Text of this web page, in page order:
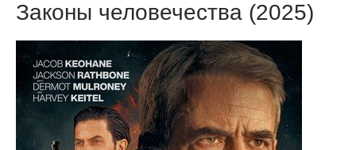
Законы человечества (2025)